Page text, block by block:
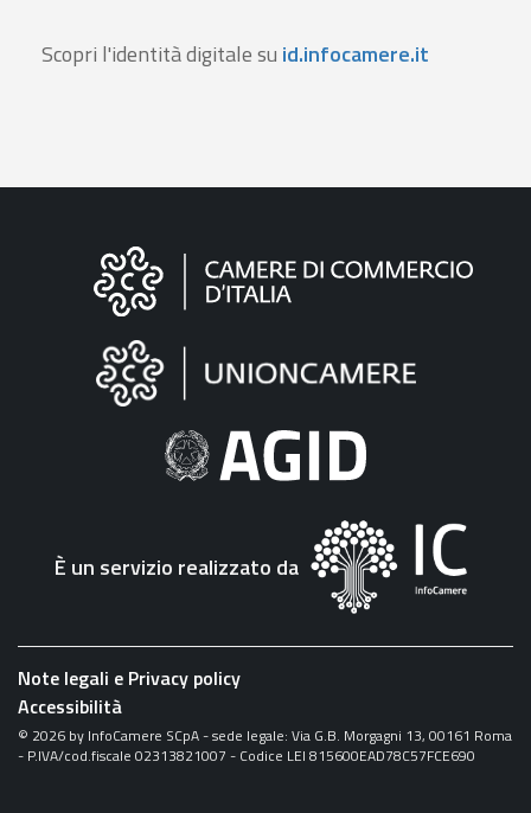
Scopri l'identità digitale su id.infocamere.it
Informazioni
"Fattura
Elettronica"
È un servizio realizzato da
Note legali e Privacy policy
Accessibilità
© 2026 by InfoCamere SCpA - sede legale: Via G.B. Morgagni 13, 00161 Roma
- P.IVA/cod.fiscale 02313821007 - Codice LEI 815600EAD78C57FCE690